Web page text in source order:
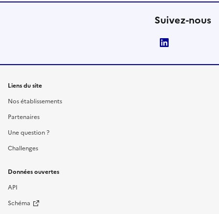
Suivez-nous
Liens du site
Nos établissements
Partenaires
Une question ?
Challenges
Données ouvertes
API
Schéma